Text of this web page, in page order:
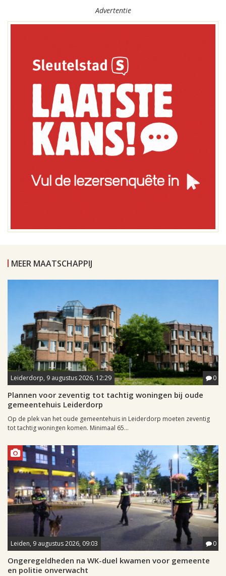
Advertentie
MEER MAATSCHAPPIJ
Leiderdorp, 9 augustus 2026, 12:29 0
Plannen voor zeventig tot tachtig woningen bij oude
gemeentehuis Leiderdorp
Op de plek van het oude gemeentehuis in Leiderdorp moeten zeventig
tot tachtig woningen komen. Minimaal 65...
Leiden, 9 augustus 2026, 09:03 0
Ongeregeldheden na WK-duel kwamen voor gemeente
en politie onverwacht